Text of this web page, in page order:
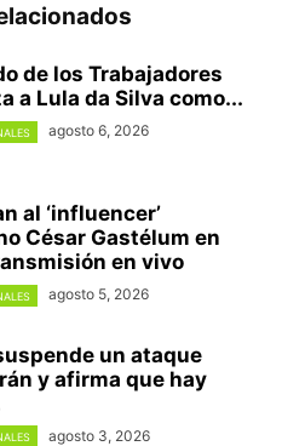
de los Trabajadores
a Lula da Silva como...
agosto 6, 2026
al ‘influencer’
César Gastélum en
en vivo
agosto 5, 2026
un ataque
y afirma que hay
agosto 3, 2026